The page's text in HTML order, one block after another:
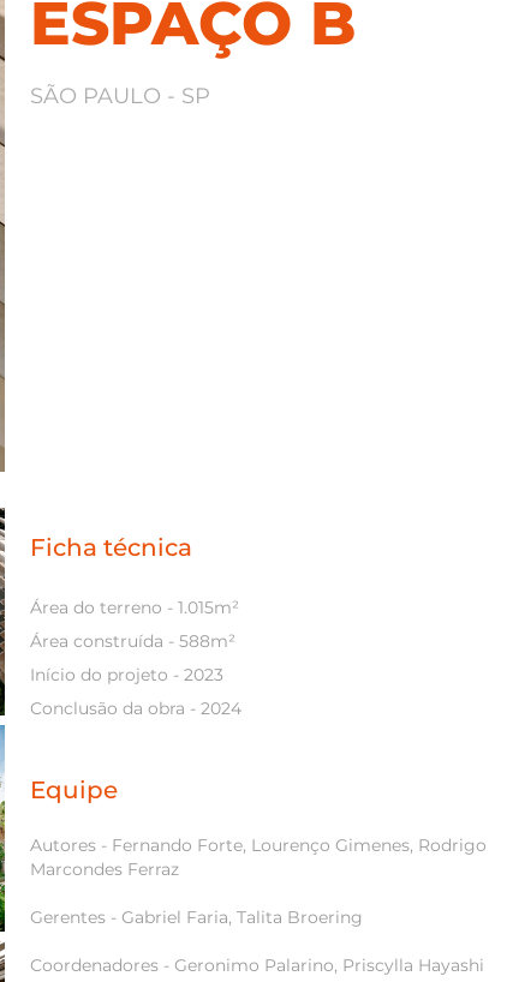
ESPAÇO B
SÃO PAULO - SP
Ficha técnica
Área do terreno - 1.015m²
Área construída - 588m²
Início do projeto - 2023
Conclusão da obra - 2024
Equipe
Autores - Fernando Forte, Lourenço Gimenes, Rodrigo
Marcondes Ferraz
Gerentes - Gabriel Faria, Talita Broering
Coordenadores - Geronimo Palarino, Priscylla Hayashi